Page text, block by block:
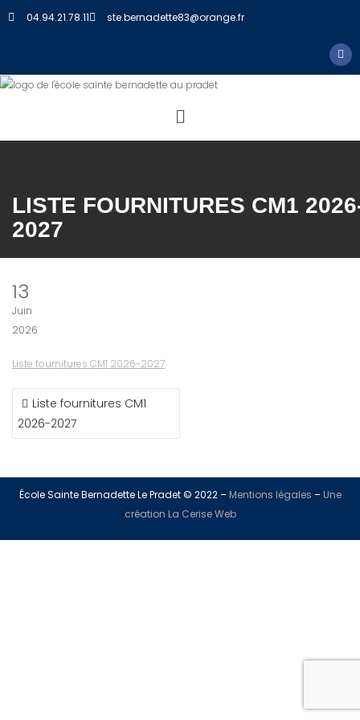
04.94.21.78.11 ste.bernadette83@orange.fr
LISTE FOURNITURES CM1
2027
13
Juin
2026
Liste fournitures CM1 2026-2027
Liste fournitures CM1
2026-2027
École Sainte Bernadette Le Pradet © 2022 –Mentions légales –Une
création La Cerise Web